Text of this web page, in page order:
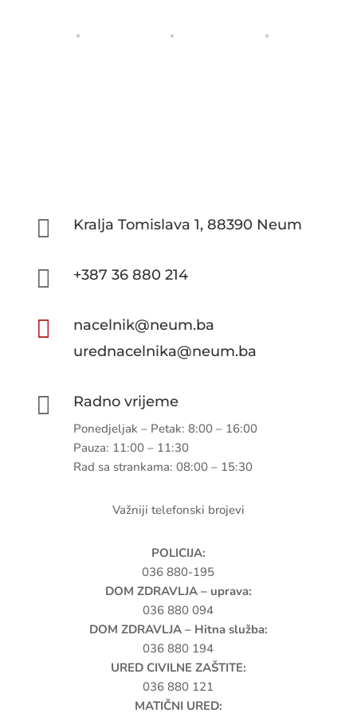
 Kralja Tomislava 1, 88390 Neum
 +387 36 880 214

nacelnik@neum.ba
urednacelnika@neum.ba
 Radno vrijeme
Ponedjeljak – Petak: 8:00 – 16:00
Pauza: 11:00 – 11:30
Rad sa strankama: 08:00 – 15:30
Važniji telefonski brojevi
POLICIJA:
036 880-195
DOM ZDRAVLJA – uprava:
036 880 094
DOM ZDRAVLJA – Hitna služba:
036 880 194
URED CIVILNE ZAŠTITE:
036 880 121
MATIČNI URED: